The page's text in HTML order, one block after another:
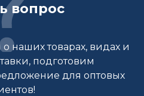
вопрос
наших товарах, видах и
подготовим
для оптовых